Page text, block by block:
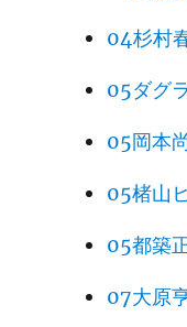
04杉村
05ダグ
05岡本
05楮山
05都築
07大原